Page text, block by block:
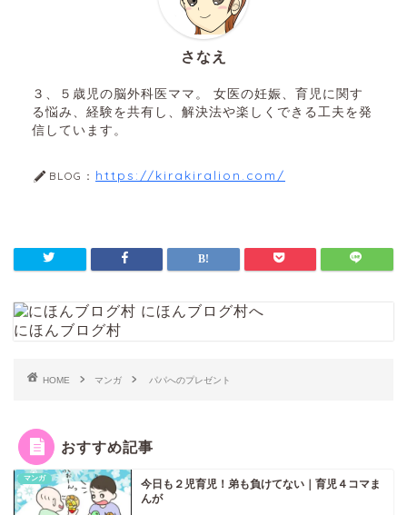
さなえ
３、５歳児の脳外科医ママ。 女医の妊娠、育児に関す
る悩み、経験を共有し、解決法や楽しくできる工夫を発
信しています。
BLOG： https://kirakiralion.com/
にほんブログ村
HOME マンガ パパへのプレゼント
おすすめ記事
マンガ
今日も２児育児！弟も負けてない｜育児４コマま
んが